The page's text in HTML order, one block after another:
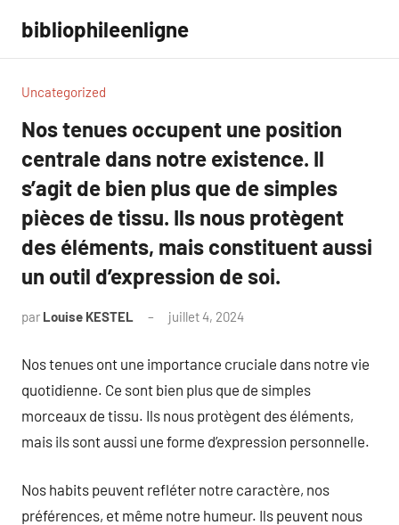
contenu
bibliophileenligne
Uncategorized
Nos tenues occupent une position
centrale dans notre existence. Il
s’agit de bien plus que de simples
pièces de tissu. Ils nous protègent
des éléments, mais constituent aussi
un outil d’expression de soi.
par Louise KESTEL juillet 4, 2024
Nos tenues ont une importance cruciale dans notre vie
quotidienne. Ce sont bien plus que de simples
morceaux de tissu. Ils nous protègent des éléments,
mais ils sont aussi une forme d’expression personnelle.
Nos habits peuvent refléter notre caractère, nos
préférences, et même notre humeur. Ils peuvent nous